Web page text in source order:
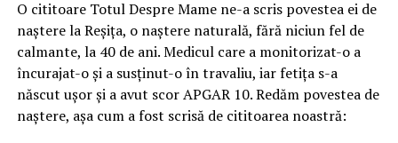
O cititoare Totul Despre Mame ne-a scris povestea ei de
naștere la Reșița, o naștere naturală, fără niciun fel de
calmante, la 40 de ani. Medicul care a monitorizat-o a
încurajat-o și a susținut-o în travaliu, iar fetița s-a
născut ușor și a avut scor APGAR 10. Redăm povestea de
naștere, așa cum a fost scrisă de cititoarea noastră: